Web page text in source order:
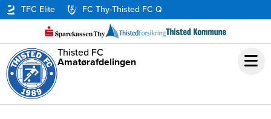
TFC Elite FC Thy-Thisted FC Q
Thisted FC
Amatørafdelingen